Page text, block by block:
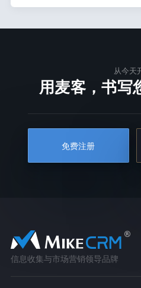
从今天
用麦客，书写
免费注册
信息收集与市场营销领导品牌